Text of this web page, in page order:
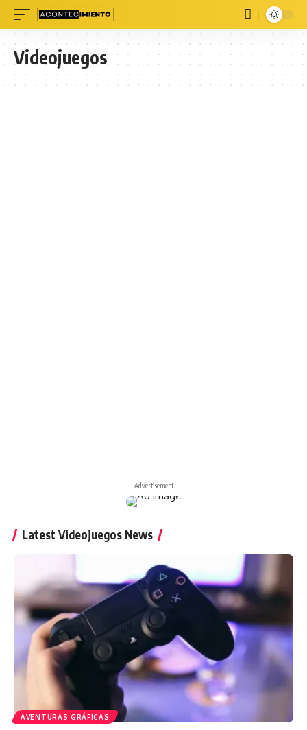
Videojuegos
- Advertisement -
Latest Videojuegos News
AVENTURAS GRÁFICAS